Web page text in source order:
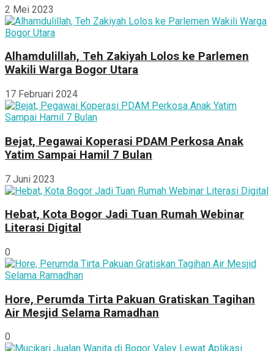
2 Mei 2023
Alhamdulillah, Teh Zakiyah Lolos ke Parlemen
Wakili Warga Bogor Utara
17 Februari 2024
Bejat, Pegawai Koperasi PDAM Perkosa Anak
Yatim Sampai Hamil 7 Bulan
7 Juni 2023
Hebat, Kota Bogor Jadi Tuan Rumah Webinar
Literasi Digital
0
Hore, Perumda Tirta Pakuan Gratiskan Tagihan
Air Mesjid Selama Ramadhan
0